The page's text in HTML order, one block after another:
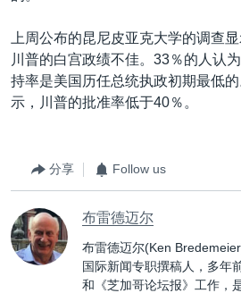
上周公布的昆尼皮亚克大学的调查
川普的白宫政绩不佳。33％的人认
持率是美国历任总统执政初期最低
示，川普的批准率低于40％。
分享 Follow us
布雷德迈尔
布雷德迈尔(Ken
国际新闻专职撰稿人，多年
和《芝加哥论坛报》工作，